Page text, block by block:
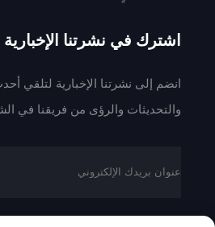
اشترك في نشرتنا الإخبارية
انضم إلى نشرتنا الإخبارية لتلقي
والتحديثات والرؤى من فريقنا في